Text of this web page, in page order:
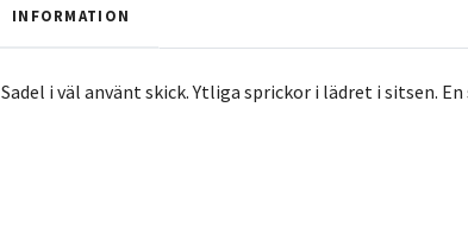
INFORMATION
Sadel i väl använt skick. Ytliga sprickor i lädret i sitsen.